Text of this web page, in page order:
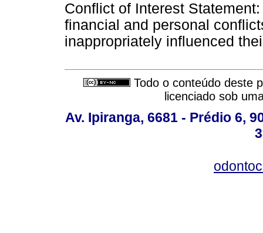
Conflict of Interest
financial and personal
inappropriately influenced
Todo o conteúdo deste
licenciado sob
Av. Ipiranga, 6681 - Prédio 6,